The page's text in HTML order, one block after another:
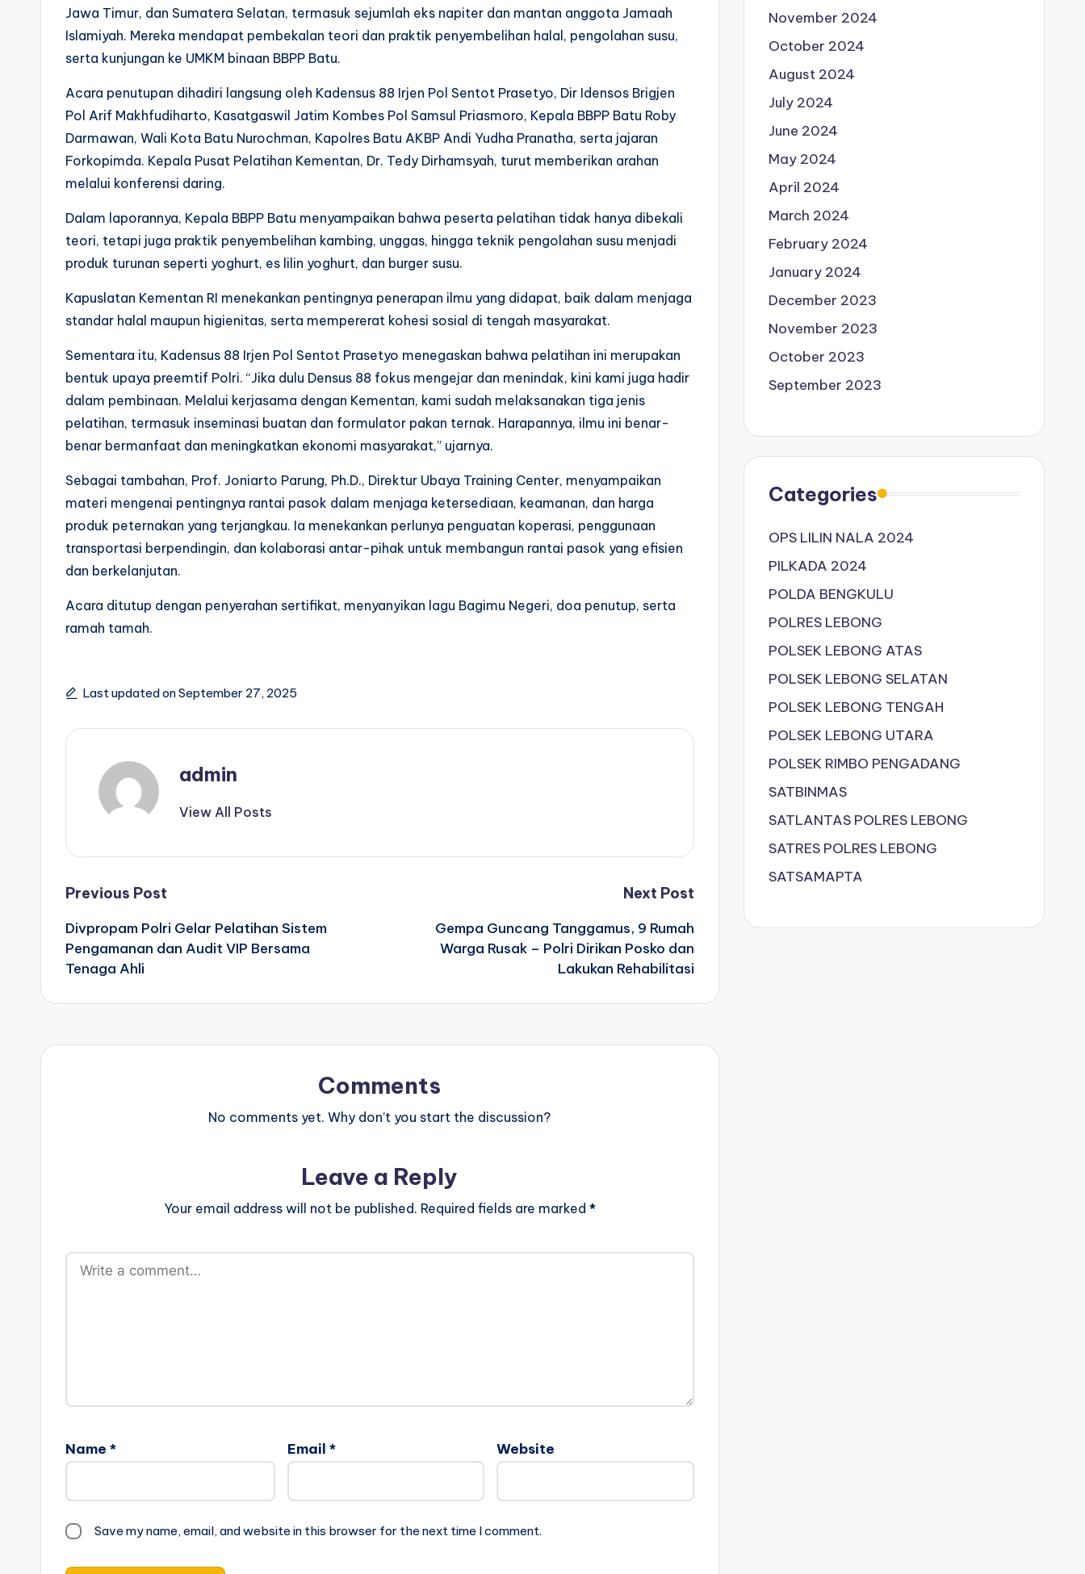
Jawa Timur, dan Sumatera Selatan, termasuk sejumlah eks napiter dan mantan anggota Jamaah
Islamiyah. Mereka mendapat pembekalan teori dan praktik penyembelihan halal, pengolahan susu,
serta kunjungan ke UMKM binaan BBPP Batu.
Acara penutupan dihadiri langsung oleh Kadensus 88 Irjen Pol Sentot Prasetyo, Dir Idensos Brigjen
Pol Arif Makhfudiharto, Kasatgaswil Jatim Kombes Pol Samsul Priasmoro, Kepala BBPP Batu Roby
Darmawan, Wali Kota Batu Nurochman, Kapolres Batu AKBP Andi Yudha Pranatha, serta jajaran
Forkopimda. Kepala Pusat Pelatihan Kementan, Dr. Tedy Dirhamsyah, turut memberikan arahan
melalui konferensi daring.
Dalam laporannya, Kepala BBPP Batu menyampaikan bahwa peserta pelatihan tidak hanya dibekali
teori, tetapi juga praktik penyembelihan kambing, unggas, hingga teknik pengolahan susu menjadi
produk turunan seperti yoghurt, es lilin yoghurt, dan burger susu.
Kapuslatan Kementan RI menekankan pentingnya penerapan ilmu yang didapat, baik dalam menjaga
standar halal maupun higienitas, serta mempererat kohesi sosial di tengah masyarakat.
Sementara itu, Kadensus 88 Irjen Pol Sentot Prasetyo menegaskan bahwa pelatihan ini merupakan
bentuk upaya preemtif Polri. “Jika dulu Densus 88 fokus mengejar dan menindak, kini kami juga hadir
dalam pembinaan. Melalui kerjasama dengan Kementan, kami sudah melaksanakan tiga jenis
pelatihan, termasuk inseminasi buatan dan formulator pakan ternak. Harapannya, ilmu ini benar-
benar bermanfaat dan meningkatkan ekonomi masyarakat,” ujarnya.
Sebagai tambahan, Prof. Joniarto Parung, Ph.D., Direktur Ubaya Training Center, menyampaikan
materi mengenai pentingnya rantai pasok dalam menjaga ketersediaan, keamanan, dan harga
produk peternakan yang terjangkau. Ia menekankan perlunya penguatan koperasi, penggunaan
transportasi berpendingin, dan kolaborasi antar-pihak untuk membangun rantai pasok yang efisien
dan berkelanjutan.
Acara ditutup dengan penyerahan sertifikat, menyanyikan lagu Bagimu Negeri, doa penutup, serta
ramah tamah.
Last updated on September 27, 2025
admin
View All Posts
Post
navigation
Previous Post
Divpropam Polri Gelar Pelatihan Sistem
Pengamanan dan Audit VIP Bersama
Tenaga Ahli
Next Post
Gempa Guncang Tanggamus, 9 Rumah
Warga Rusak – Polri Dirikan Posko dan
Lakukan Rehabilitasi
Comments
No comments yet. Why don’t you start the discussion?
Leave a Reply
Your email address will not be published. Required fields are marked *
Name * Email * Website
Save my name, email, and website in this browser for the next time I comment.
November 2024
October 2024
August 2024
July 2024
June 2024
May 2024
April 2024
March 2024
February 2024
January 2024
December 2023
November 2023
October 2023
September 2023
Categories
OPS LILIN NALA 2024
PILKADA 2024
POLDA BENGKULU
POLRES LEBONG
POLSEK LEBONG ATAS
POLSEK LEBONG SELATAN
POLSEK LEBONG TENGAH
POLSEK LEBONG UTARA
POLSEK RIMBO PENGADANG
SATBINMAS
SATLANTAS POLRES LEBONG
SATRES POLRES LEBONG
SATSAMAPTA